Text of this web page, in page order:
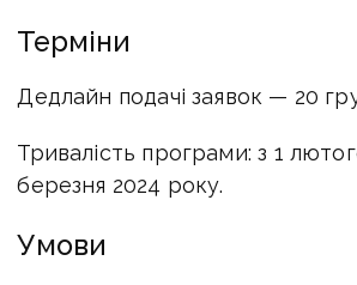
Терміни
Дедлайн подачі заявок — 20
Тривалість програми: з 1
березня 2024 року.
Умови